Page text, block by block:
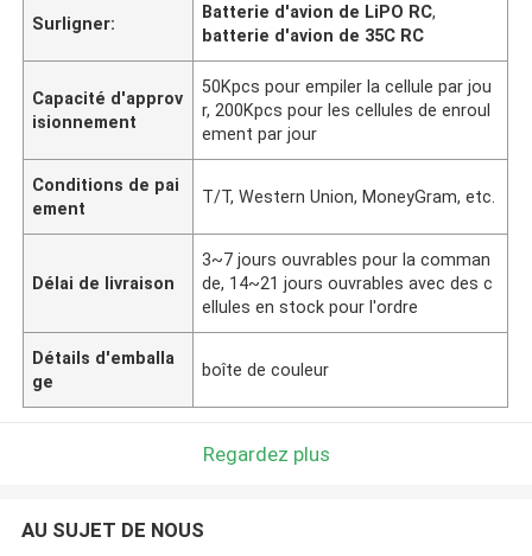
Surligner:
Batterie d'avion de LiPO RC,
batterie d'avion de 35C RC
Capacité d'approv
isionnement
50Kpcs pour empiler la cellule par jou
r, 200Kpcs pour les cellules de enroul
ement par jour
Conditions de pai
ement
T/T, Western Union, MoneyGram, etc.
Délai de livraison
3~7 jours ouvrables pour la comman
de, 14~21 jours ouvrables avec des c
ellules en stock pour l'ordre
Détails d'emballa
ge
boîte de couleur
Regardez plus
AU SUJET DE NOUS